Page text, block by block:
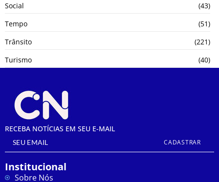
Social
(43)
Tempo
(51)
Trânsito
(221)
Turismo
(40)
RECEBA NOTÍCIAS EM SEU E-MAIL
CADASTRAR
Institucional
Sobre Nós